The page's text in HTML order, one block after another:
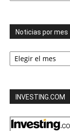
Noticias por mes
Noticias
por
INVESTING.COM